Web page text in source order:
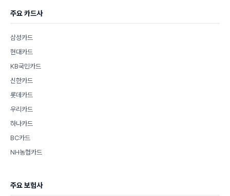
주요 카드사
삼성카드
현대카드
KB국민카드
신한카드
롯데카드
우리카드
하나카드
BC카드
NH농협카드
주요 보험사